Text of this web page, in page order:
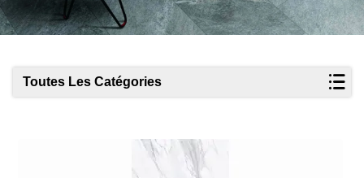
Toutes Les Catégories